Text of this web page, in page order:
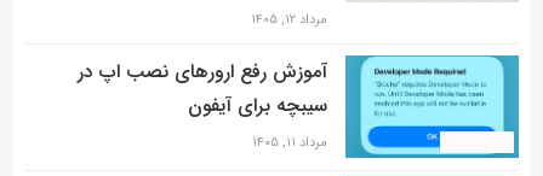
مرداد ۱۲, ۱۴۰۵
آموزش رفع ارور‌های نصب اپ در
سیبچه برای آیفون
مرداد ۱۱, ۱۴۰۵